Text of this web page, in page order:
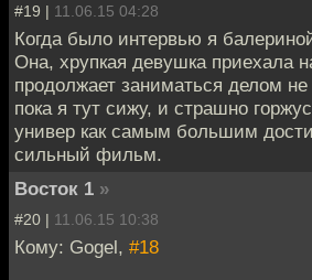
#19 | 11.06.15 04:28
Когда было интервью я
Она, хрупкая девушка приехала
продолжает заниматься делом
пока я тут сижу, и страшно
универ как самым большим
сильный фильм.
Восток 1 »
#20 | 11.06.15 10:38
Кому: Gogel, #18